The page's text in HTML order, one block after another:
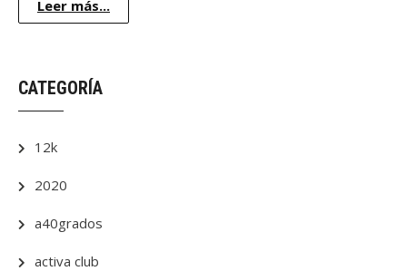
Leer más...
CATEGORÍA
12k
2020
a40grados
activa club